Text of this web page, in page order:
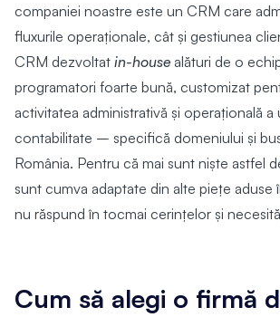
companiei noastre este un CRM care
fluxurile operaționale, cât și gestiunea
CRM dezvoltat in-house alături de o
programatori foarte bună, customizat
activitatea administrativă și operațională a
contabilitate – specifică domeniului și
România. Pentru că mai sunt niște astfel
sunt cumva adaptate din alte piețe aduse
nu răspund în tocmai cerințelor și
Cum să alegi o firmă